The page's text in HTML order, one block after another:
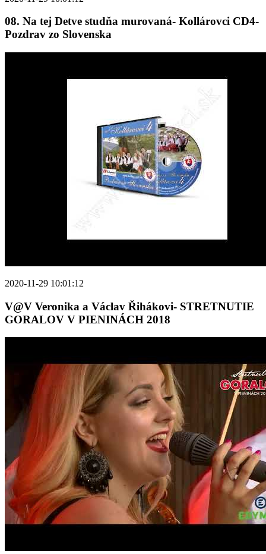
08. Na tej Detve studňa murovaná- Kollárovci CD4-
Pozdrav zo Slovenska
2020-11-29 10:01:12
V@V Veronika a Václav Řihákovi- STRETNUTIE
GORALOV V PIENINÁCH 2018